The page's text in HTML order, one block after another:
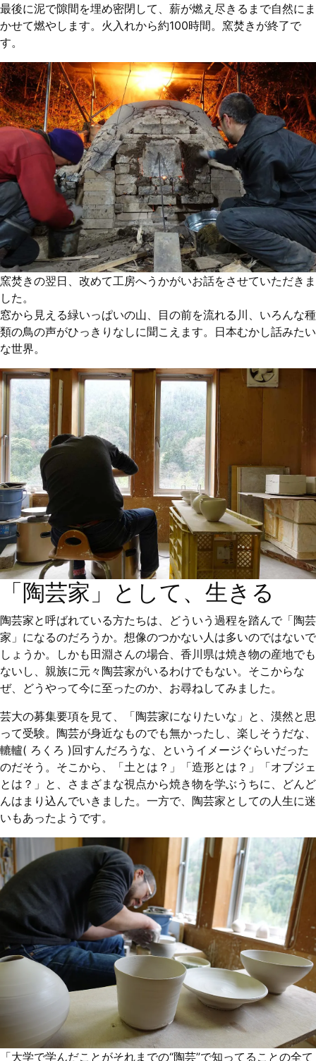
最後に泥で隙間を埋め密閉して、薪が燃え尽きるまで自然にま
かせて燃やします。火入れから約100時間。窯焚きが終了で
す。
窯焚きの翌日、改めて工房へうかがいお話をさせていただきま
した。
窓から見える緑いっぱいの山、目の前を流れる川、いろんな種
類の鳥の声がひっきりなしに聞こえます。日本むかし話みたい
な世界。
「陶芸家」として、生きる
陶芸家と呼ばれている方たちは、どういう過程を踏んで「陶芸
家」になるのだろうか。想像のつかない人は多いのではないで
しょうか。しかも田淵さんの場合、香川県は焼き物の産地でも
ないし、親族に元々陶芸家がいるわけでもない。そこからな
ぜ、どうやって今に至ったのか、お尋ねしてみました。
芸大の募集要項を見て、「陶芸家になりたいな」と、漠然と思
って受験。陶芸が身近なものでも無かったし、楽しそうだな、
轆轤( ろくろ )回すんだろうな、というイメージぐらいだった
のだそう。そこから、「土とは？」「造形とは？」「オブジェ
とは？」と、さまざまな視点から焼き物を学ぶうちに、どんど
んはまり込んでいきました。一方で、陶芸家としての人生に迷
いもあったようです。
「大学で学んだことがそれまでの“陶芸”で知ってることの全て